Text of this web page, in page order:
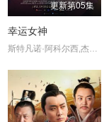
更新第05集
幸运女神
斯特凡诺·阿科尔西,杰丝敏·特丽卡,爱德华多·莱奥,芭芭拉·阿尔贝蒂,菲利波·尼格鲁,洛雷达纳·卡纳塔